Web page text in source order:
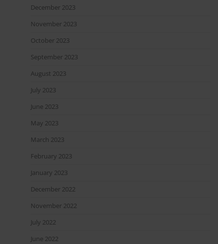
December 2023
November 2023
October 2023
September 2023
August 2023
July 2023
June 2023
May 2023
March 2023
February 2023
January 2023
December 2022
November 2022
July 2022
June 2022